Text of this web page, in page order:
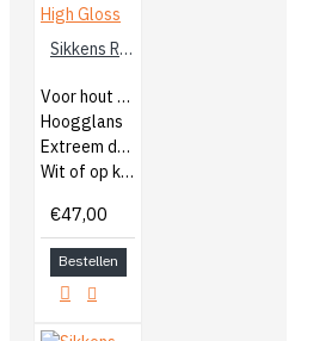
Sikkens Rubbol XD High Gloss
Voor hout buiten
Hoogglans
Extreem duurzaam
Wit of op kleur gemengd
€47,00
Bestellen